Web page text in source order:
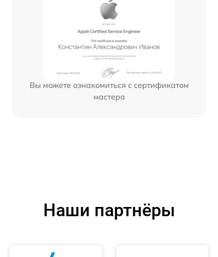
Вы можете ознакомиться с сертификатом
мастера
Наши партнёры